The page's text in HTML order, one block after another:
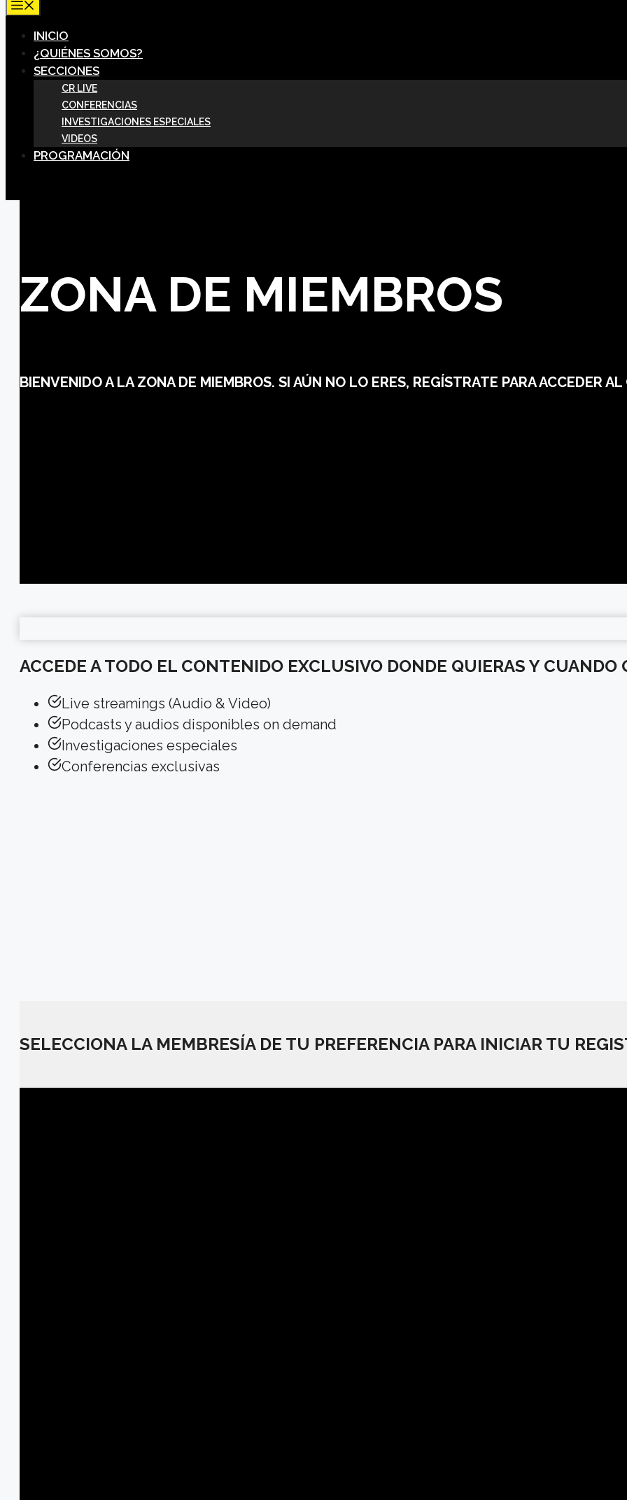
INICIO
¿QUIÉNES SOMOS?
SECCIONES
CR LIVE
CONFERENCIAS
INVESTIGACIONES ESPECIALES
VIDEOS
PROGRAMACIÓN
ZONA DE MIEMBROS
BIENVENIDO A LA ZONA DE MIEMBROS. SI AÚN NO LO ERES, REGÍSTRATE PARA ACCEDER
ACCEDE A TODO EL CONTENIDO EXCLUSIVO DONDE QUIERAS Y CUANDO
Live streamings (Audio & Video)
Podcasts y audios disponibles on demand
Investigaciones especiales
Conferencias exclusivas
SELECCIONA LA MEMBRESÍA DE TU PREFERENCIA PARA INICIAR TU